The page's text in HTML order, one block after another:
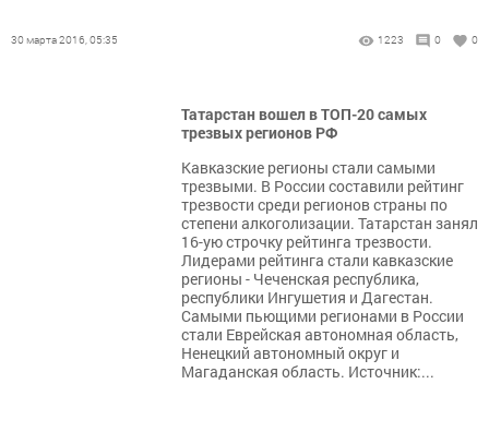
30 марта 2016, 05:35 1223 0 0
Татарстан вошел в ТОП-20 самых
трезвых регионов РФ
Кавказские регионы стали самыми
трезвыми. В России составили рейтинг
трезвости среди регионов страны по
степени алкоголизации. Татарстан занял
16-ую строчку рейтинга трезвости.
Лидерами рейтинга стали кавказские
регионы - Чеченская республика,
республики Ингушетия и Дагестан.
Самыми пьющими регионами в России
стали Еврейская автономная область,
Ненецкий автономный округ и
Магаданская область. Источник:...